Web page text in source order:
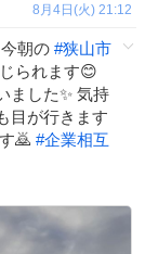
8月4日(火) 21:12
朝の #狭山市
られます😊
ました✨ 気持
目が行きます
🙇 #企業相互